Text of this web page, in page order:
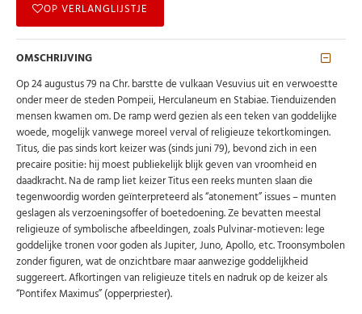
OP VERLANGLIJSTJE
OMSCHRIJVING
Op 24 augustus 79 na Chr. barstte de vulkaan Vesuvius uit en verwoestte
onder meer de steden Pompeii, Herculaneum en Stabiae. Tienduizenden
mensen kwamen om. De ramp werd gezien als een teken van goddelijke
woede, mogelijk vanwege moreel verval of religieuze tekortkomingen.
Titus, die pas sinds kort keizer was (sinds juni 79), bevond zich in een
precaire positie: hij moest publiekelijk blijk geven van vroomheid en
daadkracht. Na de ramp liet keizer Titus een reeks munten slaan die
tegenwoordig worden geïnterpreteerd als “atonement” issues – munten
geslagen als verzoeningsoffer of boetedoening. Ze bevatten meestal
religieuze of symbolische afbeeldingen, zoals Pulvinar-motieven: lege
goddelijke tronen voor goden als Jupiter, Juno, Apollo, etc. Troonsymbolen
zonder figuren, wat de onzichtbare maar aanwezige goddelijkheid
suggereert. Afkortingen van religieuze titels en nadruk op de keizer als
“Pontifex Maximus” (opperpriester).